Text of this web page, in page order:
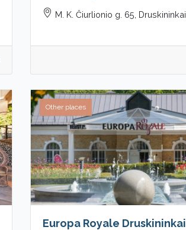
M. K. Čiurlionio g. 65, Druskininkai
Other places
Europa Royale Druskininkai